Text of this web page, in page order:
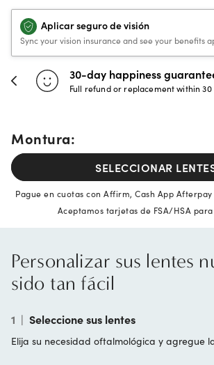
Aplicar seguro de visión
Sync your vision insurance and see your benefits
30-day happiness
Full refund or replacement within 30
Montura:
SELECCIONAR
Pague en cuotas con Affirm, Cash App
Aceptamos tarjetas de FSA/HSA
Personalizar sus lentes
sido tan fácil
1 | Seleccione sus lentes
Elija su necesidad oftalmológica y agregue